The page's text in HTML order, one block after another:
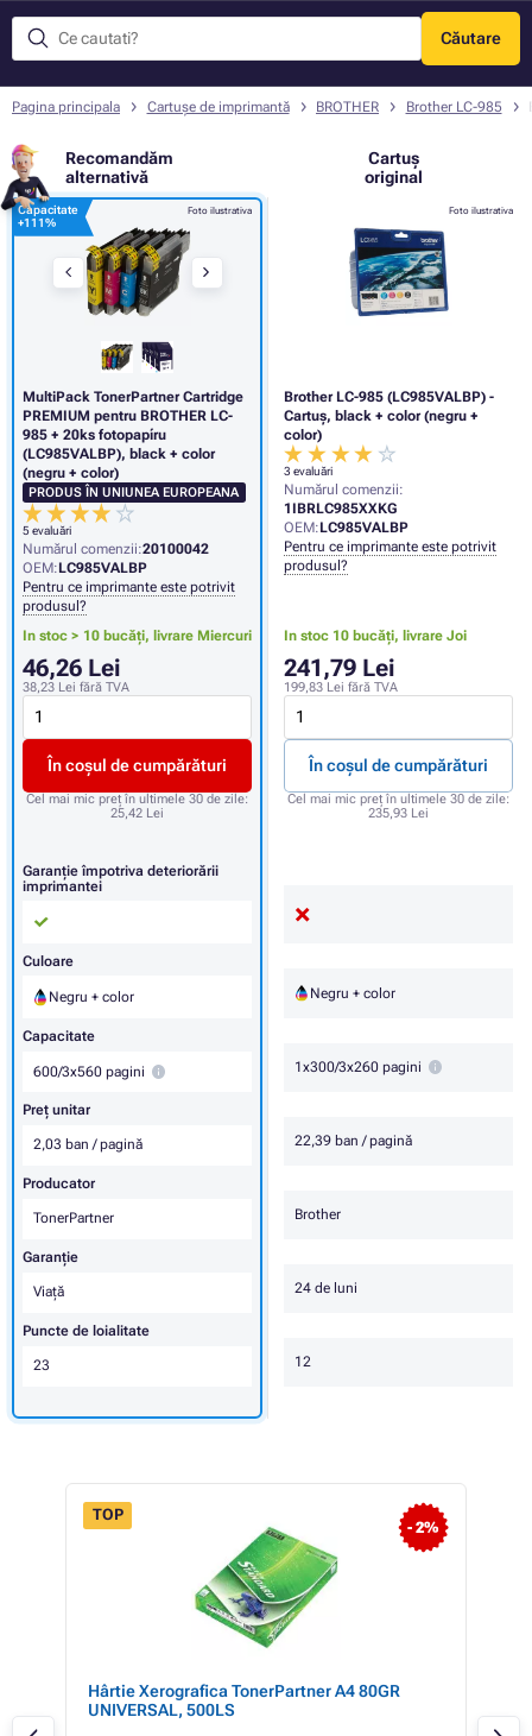
Căutare
Meniu
Pagina principala Cartușe de imprimantă BROTHER Brother LC-985
Recomandăm
alternativă
Cartuș
original
Foto ilustrativa
Brother LC-985 (LC985VALBP) -
Cartuș, black + color (negru +
color)
3 evaluări
Numărul comenzii:
1IBRLC985XXKG
OEM:LC985VALBP
Pentru ce imprimante este potrivit
produsul?
In stoc 10 bucăți, livrare Joi
241,79 Lei
199,83 Lei fără TVA
În coșul de cumpărături
Cel mai mic preț în ultimele 30 de zile:
235,93 Lei
Negru + color
1x300/3x260 pagini
22,39 ban / pagină
Brother
24 de luni
12
Foto ilustrativa
Capacitate
+111%
MultiPack TonerPartner Cartridge
PREMIUM pentru BROTHER LC-
985 + 20ks fotopapíru
(LC985VALBP), black + color
(negru + color)
PRODUS ÎN UNIUNEA EUROPEANA
5 evaluări
Numărul comenzii:20100042
OEM:LC985VALBP
Pentru ce imprimante este potrivit
produsul?
In stoc > 10 bucăți, livrare Miercuri
46,26 Lei
38,23 Lei fără TVA
În coșul de cumpărături
Cel mai mic preț în ultimele 30 de zile:
25,42 Lei
Garanție împotriva deteriorării
imprimantei
Culoare
Negru + color
Capacitate
600/3x560 pagini
Preț unitar
2,03 ban / pagină
Producator
TonerPartner
Garanţie
Viaţă
Puncte de loialitate
23
- 2%
TOP
Hârtie Xerografica TonerPartner A4 80GR
UNIVERSAL, 500LS